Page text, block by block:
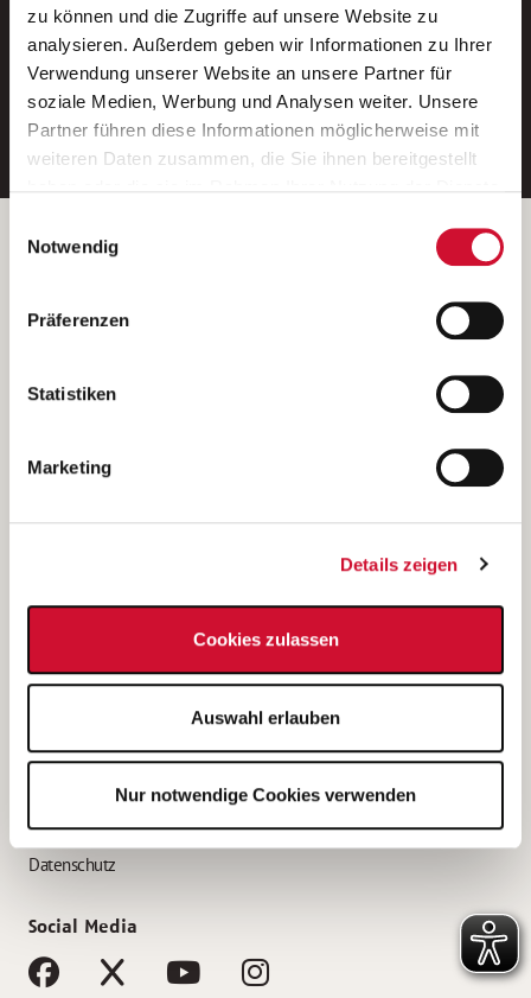
zu können und die Zugriffe auf unsere Website zu
analysieren. Außerdem geben wir Informationen zu Ihrer
Verwendung unserer Website an unsere Partner für
soziale Medien, Werbung und Analysen weiter. Unsere
Partner führen diese Informationen möglicherweise mit
weiteren Daten zusammen, die Sie ihnen bereitgestellt
Wenn Sie auf „Cookies zulassen“ klicken, so stimmen
Sie der Speicherung sämtlicher Cookies zu. Sie können
Ihre Einwilligung selbstverständlich jederzeit widerrufen,
indem Sie die Cookie-Einstellungen aufrufen und diese
unsererDatenschutzerklärung
Notwendig
Präferenzen
Statistiken
Marketing
Details zeigen
Cookies zulassen
Auswahl erlauben
Nur notwendige Cookies verwenden
Ein kostenloser Service von AWO
Jobs.
E-Mail-Adresse eintragen
Betreiber der Webseite
Kantstraße 45a
(Ein Tochterunternehmen des AWO Bezirksverbandes Unterfranken
e.V.)
Bewerbung als Altenpflegehelfer*in
Bewerbung als Erzieher*in
AWO Gliederungen nach Bundesland
Impressum
Datenschutz
Social Media